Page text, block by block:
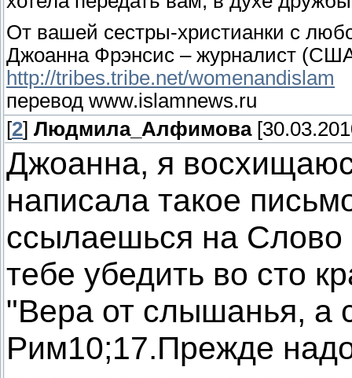
От вашей сестры-христианки с
Джоанна Фрэнсис – журналист
http://tribes.tribe.net/womenandislam
перевод www.islamnews.ru
[2] Людмила_Алфимова
Джоанна, я
написала такое
ссылаешься на
тебе убедить во сто
"Вера от слышанья, а
Рим10;17.Прежде